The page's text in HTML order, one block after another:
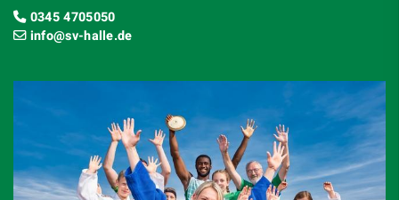
0345 4705050
info@sv-halle.de